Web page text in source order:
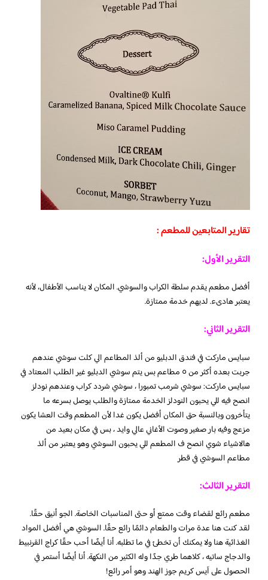
تقارير المتابعين للمطعم :
التقرير الأول:
أفضل مطعم يقدم سلطة الكراب والسوشي. المكان لا يناسب الأطفال، لأنه
يعتبر هادىء. لديهم خدمة ممتازة.
التقرير الثاني:
سبايس ماركت في فندق الدبليو من ألذ المطاعم الي كلت سوشي عندهم
جربت بعده أكثر من ٥ مطاعم بس يتم سوشي الدبليو غير الطلب المعتاد في
سبايس ماركت: سوشي شرمب تمبورا ، سوشي شردد كراب وعندهم نودلز
انصح فيه للي يحبون النودلز الخدمة ممتازة والطلب يوصل بسرعه ما
يتأخرون وبالنسبة حق المكان أفضل يكون غدا لأن المطعم وقت العشا يكون
مزعج وفيه بار صغير وصوت الأغاني عالي وايد ، بس في مكان بعيد من
هالاشياء شوي انصح ف المطعم للي يحبون السوشي وهو يعتبر من ألذ
مطاعم السوشي في قطر
التقرير الثالث:
مطعم رائع لقضاء وقت ممتع أو حتى المناسبات الخاصة. الجو أنيق حقًا.
لقد كنت هنا عدة مرات والطعام دائمًا رائع حقًا. السوشي هي أفضل المواد
الغذائية هنا ولا يمكنك أن تخطئ في ما تطلبه. أنا أيضًا أحب حقًا كراج القرنبيط
والدجاج ساتيه ، كلاهما طري جدًا وله الكثير من النكهة. أنا أيضًا أستمر في
الحصول على آيس كريم جوز الهند وهو أمر رائع!